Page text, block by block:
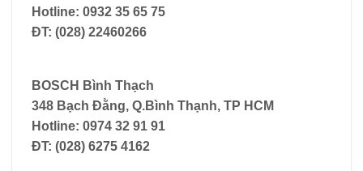
Hotline: 0932 35 65 75
ĐT: (028) 22460266
BOSCH Bình Thạch
348 Bạch Đằng, Q.Bình Thạnh, TP HCM
Hotline: 0974 32 91 91
ĐT: (028) 6275 4162